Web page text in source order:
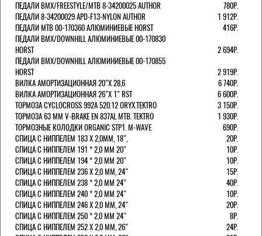
ПЕДАЛИ BMX/FREESTYLE/MTB 8-34200025 AUTHOR
780Р.
ПЕДАЛИ 8-34200029 APD-F13-NYLON AUTHOR
1 912Р.
ПЕДАЛИ МТВ 00-170360 АЛЮМИНИЕВЫЕ HORST
416Р.
ПЕДАЛИ BMX/DOWNHILL АЛЮМИНИЕВЫЕ 00-170830
HORST
2 694Р.
ПЕДАЛИ BMX/DOWNHILL АЛЮМИНИЕВЫЕ 00-170855
HORST
2 919Р.
ВИЛКА АМОРТИЗАЦИОННАЯ 20"Х 28,6
6 740Р.
ВИЛКА АМОРТИЗАЦИОННАЯ 26"Х 1" RST
6 600Р.
ТОРМОЗА CYCLOCROSS 992А 520.12 ORYX.TEKTRO
3 150Р.
ТОРМОЗА 63 ММ V-BRAKE EN 837AL MTB. TEKTRO
1 930Р.
ТОРМОЗНЫЕ КОЛОДКИ ORGANIC STP1. M-WAVE
690Р.
СПИЦА С НИППЕЛЕМ 183 Х 2,0ММ, 18",
20Р.
СПИЦА С НИППЕЛЕМ 191 * 2,0 ММ 20"
10Р.
СПИЦА С НИППЕЛЕМ 194 * 2,0 ММ 20"
10Р.
СПИЦА С НИППЕЛЕМ 236 Х 2,0 ММ, 24"
15Р.
СПИЦА С НИППЕЛЕМ 238 * 2,0 ММ 24"
40Р.
СПИЦА С НИППЕЛЕМ 240 * 2,0 ММ 24"
10Р.
СПИЦА С НИППЕЛЕМ 246 Х 2,0 ММ, 24"
20Р.
СПИЦА С НИППЕЛЕМ 250 * 2,0 ММ 24"
8Р.
СПИЦА С НИППЕЛЕМ 252 Х 2,0 ММ, 26"
24Р.